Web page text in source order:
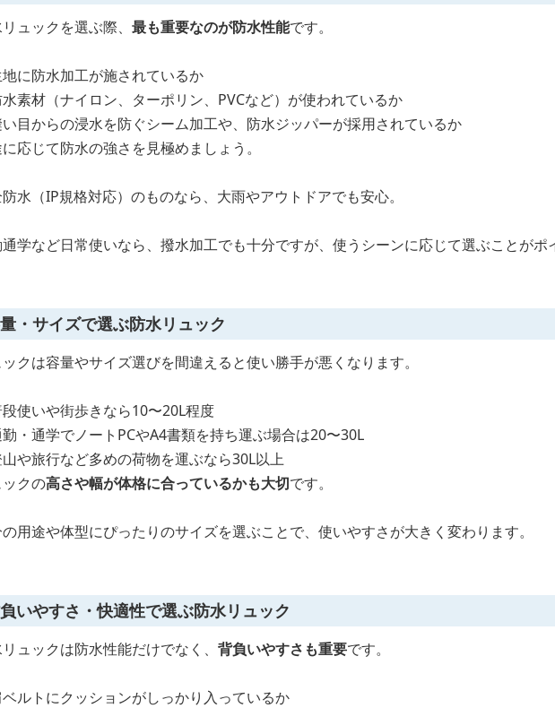
ュックを選ぶ際、 最も重要なのが防水性能です。
地に防水加工が施されているか
水素材（ナイロン、ターポリン、PVCなど）が使われているか
い目からの浸水を防ぐシーム加工や、防水ジッパーが採用されているか
応じて防水の強さを見極めましょう。
水（IP規格対応）のものなら、大雨やアウトドアでも安心。
学など日常使いなら、撥水加工でも十分ですが、使うシーンに応じて選ぶことがポ
・サイズで選ぶ防水リュック
ックは容量やサイズ選びを間違えると使い勝手が悪くなります。
段使いや街歩きなら10〜20L程度
勤・通学でノートPCやA4書類を持ち運ぶ場合は20〜30L
山や旅行など多めの荷物を運ぶなら30L以上
ックの高さや幅が体格に合っているかも大切です。
の用途や体型にぴったりのサイズを選ぶことで、使いやすさが大きく変わります。
いやすさ・快適性で選ぶ防水リュック
ュックは防水性能だけでなく、 背負いやすさも重要です。
ベルトにクッションがしっかり入っているか